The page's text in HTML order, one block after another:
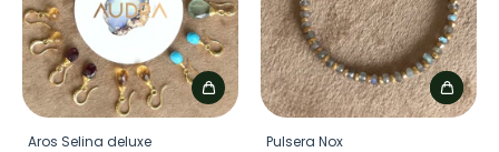
Aros Selina deluxe Pulsera Nox